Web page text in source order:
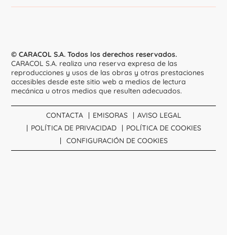
© CARACOL S.A. Todos los derechos reservados.
CARACOL S.A. realiza una reserva expresa de las
reproducciones y usos de las obras y otras prestaciones
accesibles desde este sitio web a medios de lectura
mecánica u otros medios que resulten adecuados.
CONTACTA EMISORAS
AVISO LEGAL
POLÍTICA DE PRIVACIDAD
POLÍTICA DE COOKIES
CONFIGURACIÓN DE COOKIES